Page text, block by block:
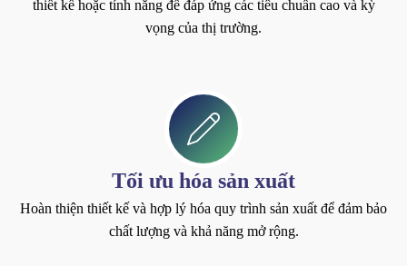
thiết kế hoặc tính năng để đáp ứng các tiêu chuẩn cao và kỳ
vọng của thị trường.
Tối ưu hóa sản xuất
Hoàn thiện thiết kế và hợp lý hóa quy trình sản xuất để đảm bảo
chất lượng và khả năng mở rộng.